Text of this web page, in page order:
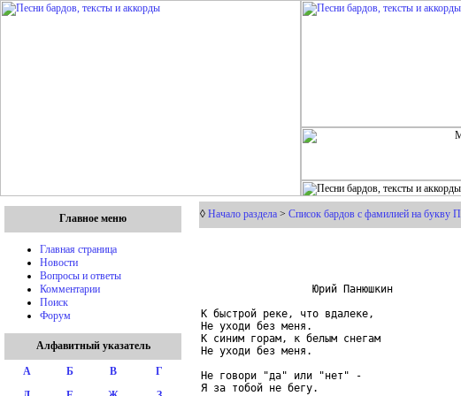
Главное меню
Главная страница
Новости
Вопросы и ответы
Комментарии
Поиск
Форум
Алфавитный указатель
А Б В
Г
◊ Начало раздела > Список бардов с фамилией на букву П
                  Юрий Панюшкин
К быстрой реке, что вдалеке,
Не уходи без меня.
К синим горам, к белым снегам
Не уходи без меня.
Не говори "да" или "нет" -
Я за тобой не бегу.